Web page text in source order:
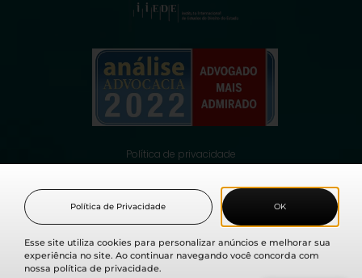
Política de privacidade
© 2021 Fabio Medina Osorio, todos os direitos reservados.
Esse site utiliza cookies para personalizar anúncios e melhorar sua
experiência no site. Ao continuar navegando você concorda com
nossa política de privacidade.
OK
Política de Privacidade